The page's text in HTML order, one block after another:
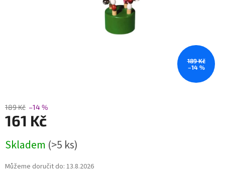
189 Kč
–14 %
189 Kč –14 %
161 Kč
cena:
Skladem (>5 ks)
Můžeme doručit do: 13.8.2026